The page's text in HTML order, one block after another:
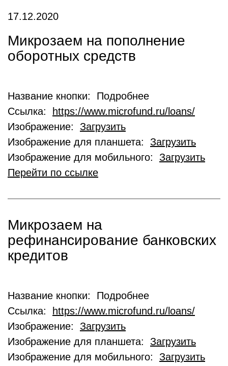
17.12.2020
Микрозаем на пополнение
оборотных средств
Название кнопки: Подробнее
Ссылка:
https://www.microfund.ru/loans/
Изображение: Загрузить
Изображение для планшета: Загрузить
Изображение для мобильного: Загрузить
Перейти по ссылке
Микрозаем на
рефинансирование банковских
кредитов
Название кнопки: Подробнее
Ссылка:
https://www.microfund.ru/loans/
Изображение: Загрузить
Изображение для планшета: Загрузить
Изображение для мобильного: Загрузить